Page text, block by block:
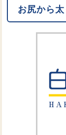
お尻から